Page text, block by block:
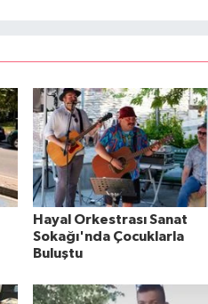
Hayal Orkestrası Sanat
Sokağı'nda Çocuklarla
Buluştu